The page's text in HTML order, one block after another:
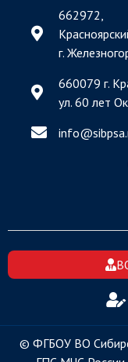
662972,
г.
660079 г.
ул. 60 лет
© ФГБОУ ВО